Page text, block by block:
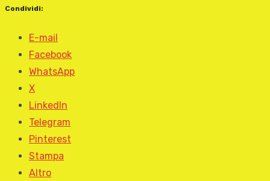
Condividi:
E-mail
Facebook
WhatsApp
X
LinkedIn
Telegram
Pinterest
Stampa
Altro